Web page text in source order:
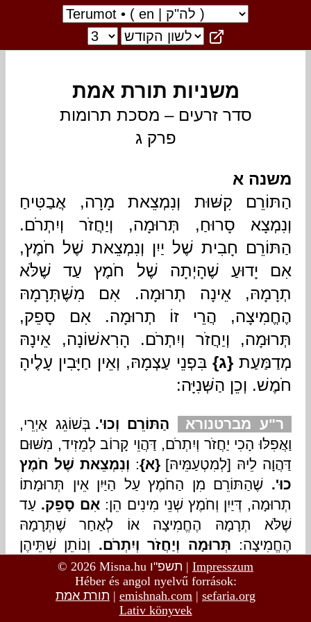
© 2026 Misna.hu תשפ"ו | Impresszum
Héber és angol nyelvű források:
תורת אמת | emishnah.com | sefaria.org
Lativ könyvek